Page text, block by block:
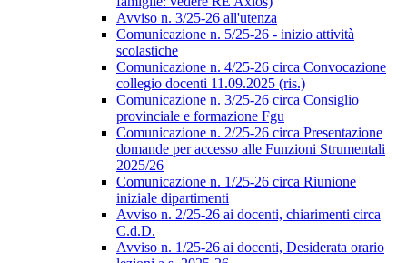
Avviso n. 3/25-26 all'utenza
Comunicazione n. 5/25-26 - inizio attività
scolastiche
Comunicazione n. 4/25-26 circa Convocazione
collegio docenti 11.09.2025 (ris.)
Comunicazione n. 3/25-26 circa Consiglio
provinciale e formazione Fgu
Comunicazione n. 2/25-26 circa Presentazione
domande per accesso alle Funzioni Strumentali
2025/26
Comunicazione n. 1/25-26 circa Riunione
iniziale dipartimenti
Avviso n. 2/25-26 ai docenti, chiarimenti circa
C.d.D.
Avviso n. 1/25-26 ai docenti, Desiderata orario